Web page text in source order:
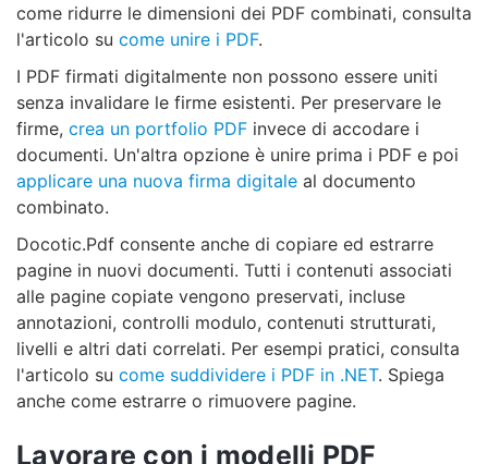
come ridurre le dimensioni dei PDF combinati, consulta
l'articolo su come unire i PDF.
I PDF firmati digitalmente non possono essere uniti
senza invalidare le firme esistenti. Per preservare le
firme, crea un portfolio PDF invece di accodare i
documenti. Un'altra opzione è unire prima i PDF e poi
applicare una nuova firma digitale al documento
combinato.
Docotic.Pdf consente anche di copiare ed estrarre
pagine in nuovi documenti. Tutti i contenuti associati
alle pagine copiate vengono preservati, incluse
annotazioni, controlli modulo, contenuti strutturati,
livelli e altri dati correlati. Per esempi pratici, consulta
l'articolo su come suddividere i PDF in .NET. Spiega
anche come estrarre o rimuovere pagine.
Lavorare con i modelli PDF